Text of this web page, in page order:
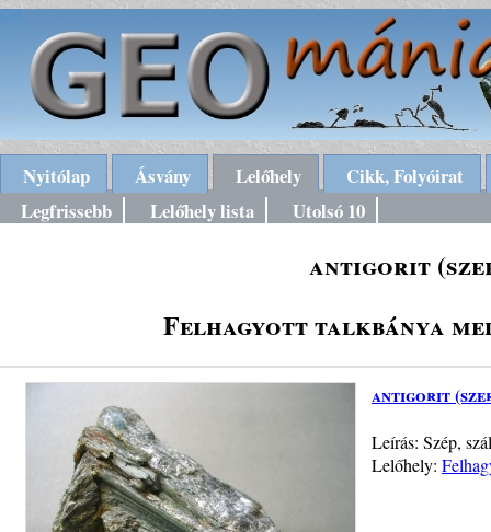
Nyitólap Ásvány Lelőhely
Cikk, Folyóirat
Legfrissebb
Lelőhely lista Utolsó 10
antigorit
Felhagyott talkbánya
antigorit
Leírás: Szép,
Lelőhely: